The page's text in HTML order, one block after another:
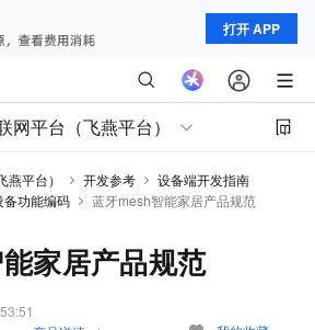
打开 APP
网平台（飞燕平台）
平台） 开发参考
设备端开发指南
备功能编码 蓝牙mesh智能家居产品规范
家居产品规范